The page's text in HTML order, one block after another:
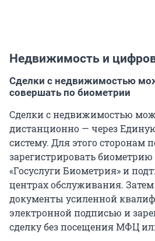
Недвижимость и
Сделки с недвижимостью
совершать по биометрии
Сделки с недвижимостью
дистанционно — через
систему. Для этого сторонам
зарегистрировать
«Госуслуги Биометрия» и
центрах обслуживания.
документы усиленной
электронной подписью и
сделку без посещения МФЦ